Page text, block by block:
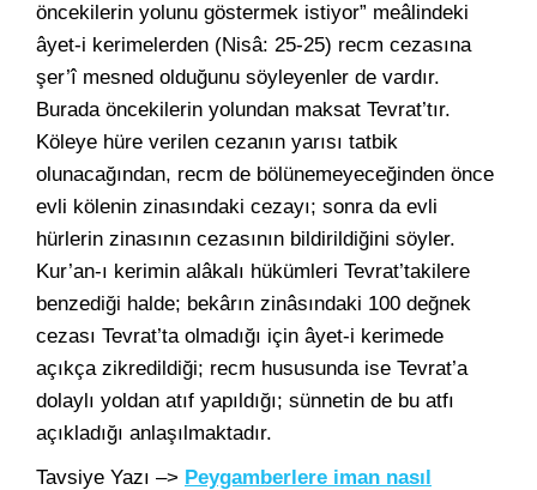
öncekilerin yolunu göstermek istiyor” meâlindeki
âyet-i kerimelerden (Nisâ: 25-25) recm cezasına
şer’î mesned olduğunu söyleyenler de vardır.
Burada öncekilerin yolundan maksat Tevrat’tır.
Köleye hüre verilen cezanın yarısı tatbik
olunacağından, recm de bölünemeyeceğinden önce
evli kölenin zinasındaki cezayı; sonra da evli
hürlerin zinasının cezasının bildirildiğini söyler.
Kur’an-ı kerimin alâkalı hükümleri Tevrat’takilere
benzediği halde; bekârın zinâsındaki 100 değnek
cezası Tevrat’ta olmadığı için âyet-i kerimede
açıkça zikredildiği; recm hususunda ise Tevrat’a
dolaylı yoldan atıf yapıldığı; sünnetin de bu atfı
açıkladığı anlaşılmaktadır.
Tavsiye Yazı –> Peygamberlere iman nasıl